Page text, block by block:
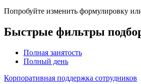
Попробуйте изменить формулировку
Быстрые фильтры
Полная занятость
Полный день
Корпоративная поддержка сотрудников